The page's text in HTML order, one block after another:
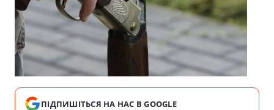
ПІДПИШІТЬСЯ НА НАС В GOOGLE